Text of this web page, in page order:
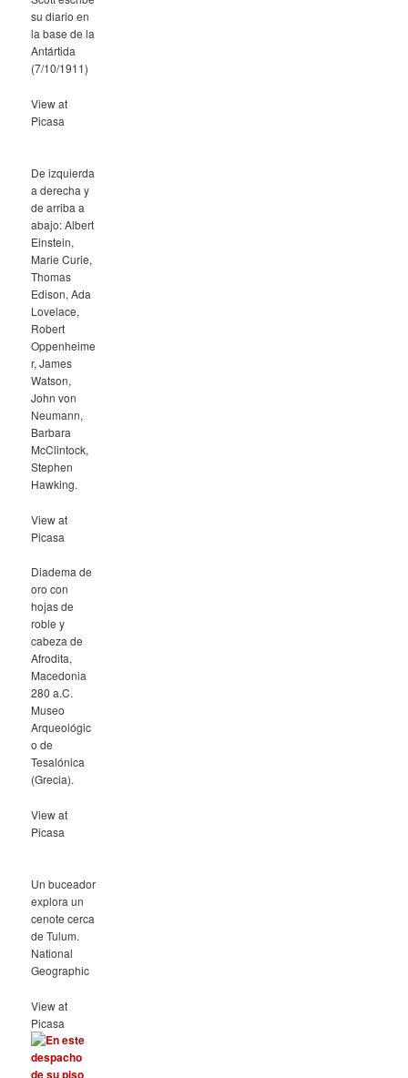
su diario en
la base de la
Antártida
(7/10/1911)
View at
Picasa
De izquierda
a derecha y
de arriba a
abajo: Albert
Einstein,
Marie Curie,
Thomas
Edison, Ada
Lovelace,
Robert
Oppenheime
r, James
Watson,
John von
Neumann,
Barbara
McClintock,
Stephen
Hawking.
View at
Picasa
Diadema de
oro con
hojas de
roble y
cabeza de
Afrodita,
Macedonia
280 a.C.
Museo
Arqueológic
o de
Tesalónica
(Grecia).
View at
Picasa
Un buceador
explora un
cenote cerca
de Tulum.
National
Geographic
View at
Picasa